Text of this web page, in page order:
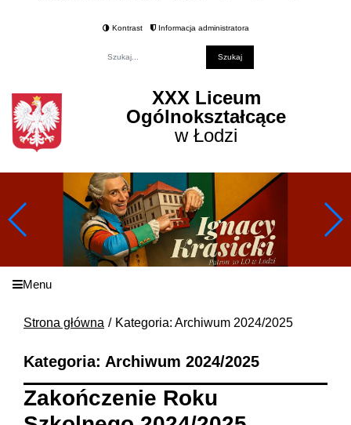
Kontrast Informacja administratora
XXX Liceum
Ogólnokształcące
w Łodzi
Menu
Strona główna Kategoria: Archiwum 2024/2025
Kategoria: Archiwum 2024/2025
Zakończenie Roku